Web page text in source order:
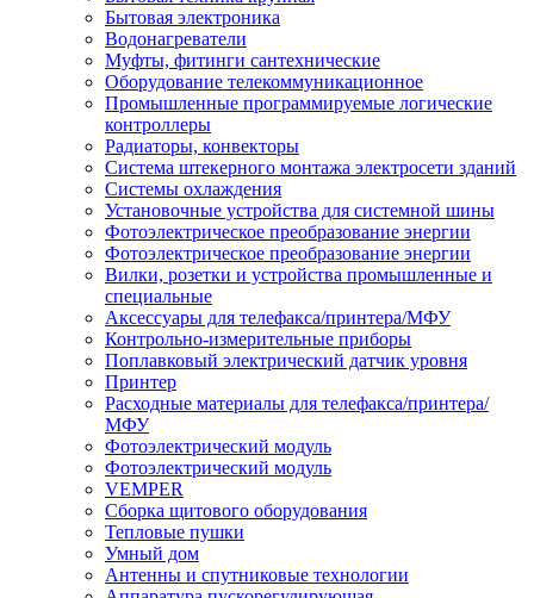
Бытовая электроника
Водонагреватели
Муфты, фитинги сантехнические
Оборудование телекоммуникационное
Промышленные программируемые логические
контроллеры
Радиаторы, конвекторы
Система штекерного монтажа электросети зданий
Системы охлаждения
Установочные устройства для системной шины
Фотоэлектрическое преобразование энергии
Фотоэлектрическое преобразование энергии
Вилки, розетки и устройства промышленные и
специальные
Аксессуары для телефакса/принтера/МФУ
Контрольно-измерительные приборы
Поплавковый электрический датчик уровня
Принтер
Расходные материалы для телефакса/принтера/
МФУ
Фотоэлектрический модуль
Фотоэлектрический модуль
VEMPER
Сборка щитового оборудования
Тепловые пушки
Умный дом
Антенны и спутниковые технологии